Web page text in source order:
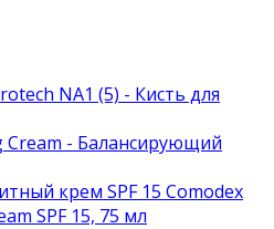
NA1 (5) - Кисть для
Cream - Балансирующий
крем SPF 15 Comodex
SPF 15, 75 мл